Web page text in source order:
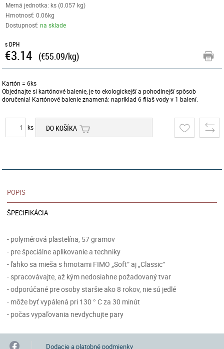
Merná jednotka: ks (0.057 kg)
Hmotnosť: 0.06kg
Dostupnosť:na sklade
s DPH
€3.14 (€55.09/kg)
Kartón = 6ks
Objednajte si kartónové balenie, je to ekologickejší a pohodlnejší spôsob
doručenia! Kartónové balenie znamená: napríklad 6 fliaš vody v 1 balení.
ks DO KOŠÍKA
POPIS
ŠPECIFIKÁCIA
- polymérová plastelína, 57 gramov
- pre špeciálne aplikovanie a techniky
- ľahko sa mieša s hmotami FIMO „Soft“ aj „Classic“
- spracovávajte, až kým nedosiahne požadovaný tvar
- odporúčané pre osoby staršie ako 8 rokov, nie sú jedlé
- môže byť vypálená pri 130 ° C za 30 minút
- počas vypaľovania nevdychujte pary
Dodacie a platobné podmienky